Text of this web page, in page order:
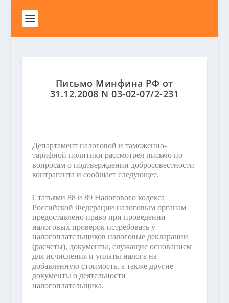
Письмо Минфина РФ от
31.12.2008 N 03-02-07/2-231
Департамент налоговой и таможенно-
тарифной политики рассмотрел письмо по
вопросам о подтверждении добросовестности
контрагента и сообщает следующее.
Статьями 88 и 89 Налогового кодекса
Российской Федерации налоговым органам
предоставлено право при проведении
налоговых проверок истребовать у
налогоплательщиков налоговые декларации
(расчеты), документы, служащие основанием
для исчисления и уплаты налога на
добавленную стоимость, а также другие
документы о деятельности
налогоплательщика.